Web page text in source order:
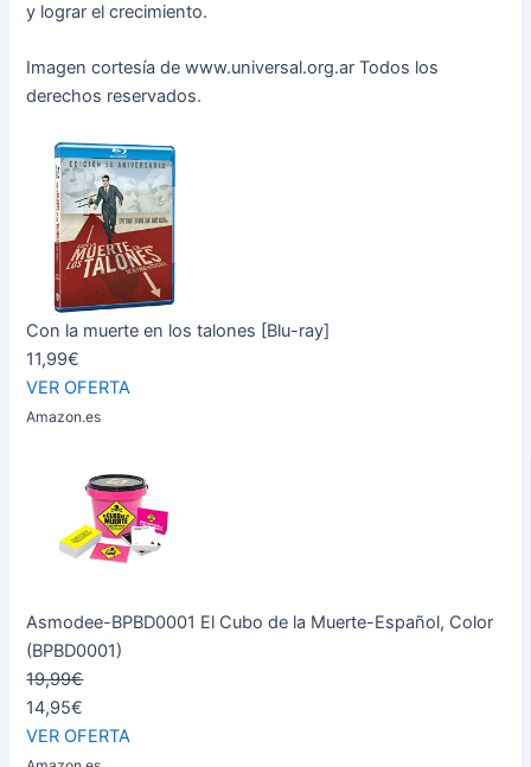
y lograr el crecimiento.
Imagen cortesía de www.universal.org.ar Todos los
derechos reservados.
Con la muerte en los talones [Blu-ray]
11,99€
VER OFERTA
Amazon.es
Asmodee-BPBD0001 El Cubo de la Muerte-Español, Color
(BPBD0001)
19,99€
14,95€
VER OFERTA